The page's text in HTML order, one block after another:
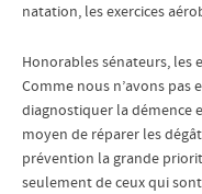
natation, les exercices
Honorables sénateurs, les
Comme nous n’avons pas
diagnostiquer la démence
moyen de réparer les
prévention la grande
seulement de ceux qui